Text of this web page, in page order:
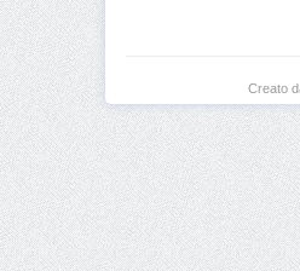
Creato